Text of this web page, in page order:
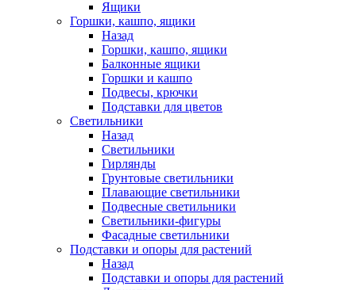
Ящики
Горшки, кашпо, ящики
Назад
Горшки, кашпо, ящики
Балконные ящики
Горшки и кашпо
Подвесы, крючки
Подставки для цветов
Светильники
Назад
Светильники
Гирлянды
Грунтовые светильники
Плавающие светильники
Подвесные светильники
Светильники-фигуры
Фасадные светильники
Подставки и опоры для растений
Назад
Подставки и опоры для растений